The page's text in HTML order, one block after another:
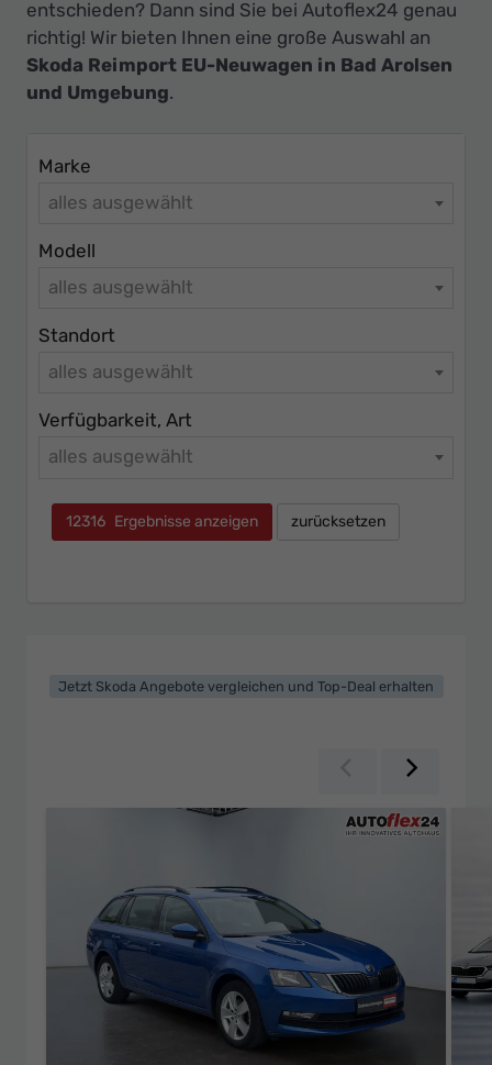
Innovatives
Autohaus
entschieden? Dann sind Sie bei Autoflex24 genau
richtig! Wir bieten Ihnen eine große Auswahl an
Skoda Reimport EU-Neuwagen in Bad Arolsen
und Umgebung.
Marke
alles ausgewählt
Modell
alles ausgewählt
Standort
alles ausgewählt
Verfügbarkeit, Art
alles ausgewählt
12316 Ergebnisse anzeigen zurücksetzen
Jetzt Skoda Angebote vergleichen und Top-Deal erhalten
Zurück